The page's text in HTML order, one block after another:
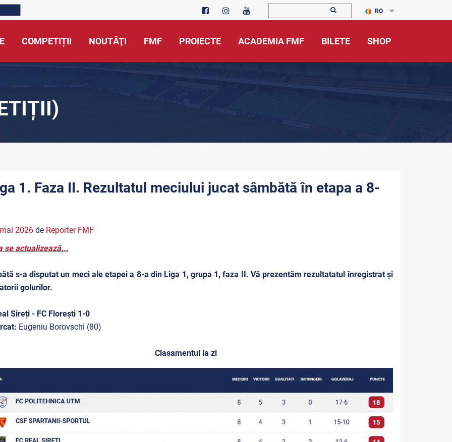
RO
COMPETIȚII NOUTĂŢI FMF PROIECTE ACADEMIA FMF BILETE SHOP
1. Faza II. Rezultatul meciului jucat sâmbătă în etapa a 8-
2026de Reporter FMF
se actualizează...
s-a disputat un meci ale etapei a 8-a din Liga 1, grupa 1, faza II. Vă prezentăm rezultatatul înregistrat și
golurilor.
Sireți - FC Florești 1-0
Eugeniu Borovschi (80)
Clasamentul la zi